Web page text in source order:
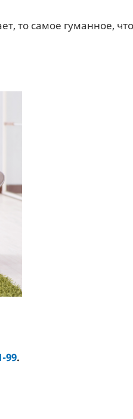
то самое гуманное,
99.